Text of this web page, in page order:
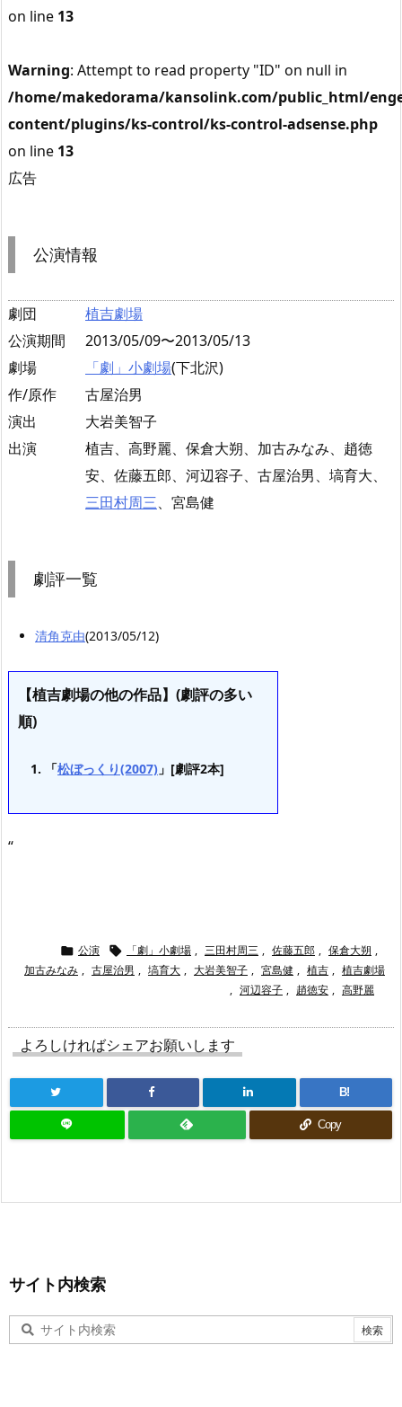
on line 13
Warning: Attempt to read property "ID" on null in
/home/makedorama/kansolink.com/public_html/
content/plugins/ks-control/ks-control-adsense.php
on line 13
広告
公演情報
劇団
植吉劇場
公演期間
2013/05/09〜2013/05/13
劇場
「劇」小劇場(下北沢)
作/原作
古屋治男
演出
大岩美智子
出演
植吉、高野麗、保倉大朔、加古みなみ、趙徳
安、佐藤五郎、河辺容子、古屋治男、塙育大、
三田村周三、宮島健
劇評一覧
清角克由(2013/05/12)
【植吉劇場の他の作品】(劇評の多い
順)
「松ぼっくり(2007) 」[劇評2本]
“
 公演  「劇」小劇場 , 三田村周三 , 佐藤五郎 , 保倉大朔 ,
加古みなみ , 古屋治男 , 塙育大 , 大岩美智子 , 宮島健 , 植吉 , 植吉劇場
, 河辺容子 , 趙徳安 , 高野麗
よろしければシェアお願いします
B!
Copy
サイト内検索